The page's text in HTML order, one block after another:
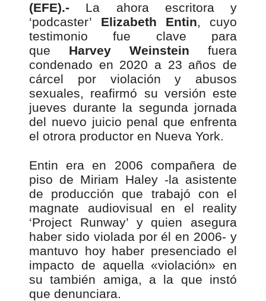
(EFE).- La ahora escritora y
‘podcaster’ Elizabeth Entin, cuyo
testimonio fue clave para
que Harvey Weinstein fuera
condenado en 2020 a 23 años de
cárcel por violación y abusos
sexuales, reafirmó su versión este
jueves durante la segunda jornada
del nuevo juicio penal que enfrenta
el otrora productor en Nueva York.
Entin era en 2006 compañera de
piso de Miriam Haley -la asistente
de producción que trabajó con el
magnate audiovisual en el reality
‘Project Runway’ y quien asegura
haber sido violada por él en 2006- y
mantuvo hoy haber presenciado el
impacto de aquella «violación» en
su también amiga, a la que instó
que denunciara.